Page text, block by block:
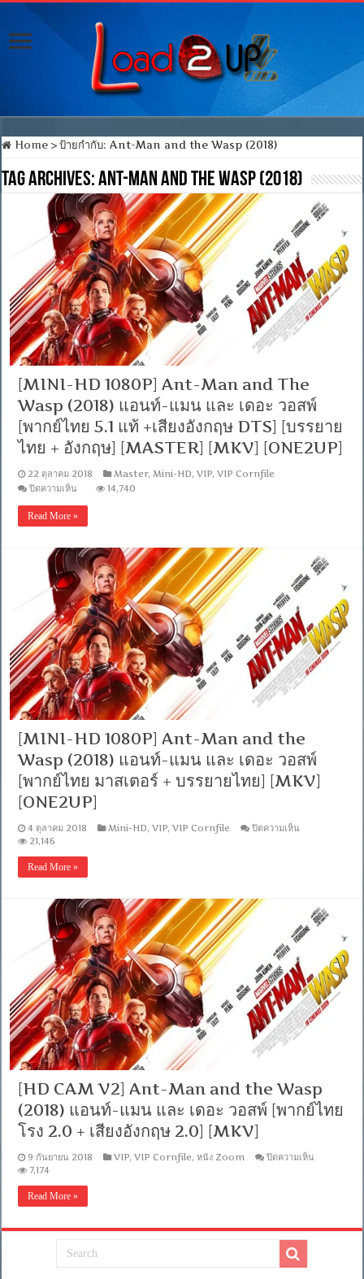
Home > ป้ายกำกับ:Ant-Man and the Wasp (2018)
Tag Archives:Ant-Man and the Wasp (2018)
[MINI-HD 1080P] Ant-Man and The
Wasp (2018) แอนท์-แมน และ เดอะ วอสพ์
[พากย์ไทย 5.1 แท้ +เสียงอังกฤษ DTS] [บรรยาย
ไทย + อังกฤษ] [MASTER] [MKV] [ONE2UP]
22 ตุลาคม 2018 Master, Mini-HD,VIP,VIP Cornfile
ปิดความเห็น
1080P]
Man
and
The
Wasp
(2018)
แอ
นท์-
แมน
และ
เดอะ
วอ
สพ์
[พากย์
ไทย
5.1
แท้
+เสียง
อังกฤษ
DTS]
[บรรยาย
+
[MASTER]
[MKV]
[ONE2UP]
14,740
Read More »
[MINI-HD 1080P] Ant-Man and the
Wasp (2018) แอนท์-แมน และ เดอะ วอสพ์
[พากย์ไทย มาสเตอร์ + บรรยายไทย] [MKV]
[ONE2UP]
4 ตุลาคม 2018 Mini-HD,VIP,VIP Cornfile ปิดความเห็น
the
Wasp
(2018)
แอ
นท์-
แมน
และ
เดอะ
วอ
สพ์
+
บรรยาย
ไทย]
21,146
Read More »
[HD CAM V2] Ant-Man and the Wasp
(2018) แอนท์-แมน และ เดอะ วอสพ์ [พากย์ไทย
โรง 2.0 + เสียงอังกฤษ 2.0] [MKV]
9 กันยายน 2018 VIP,VIP Cornfile,หนัง Zoom ปิดความเห็นบน
and
7,174
Read More »